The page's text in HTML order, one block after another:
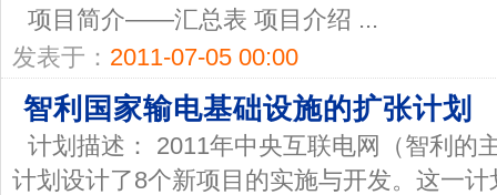
项目简介——汇总表 项目介绍 ...
发表于： 2011-07-05 00:00
智利国家输电基础设施的扩张计划
计划描述： 2011年中央互联电网（智利的
计划设计了8个新项目的实施与开发。这一